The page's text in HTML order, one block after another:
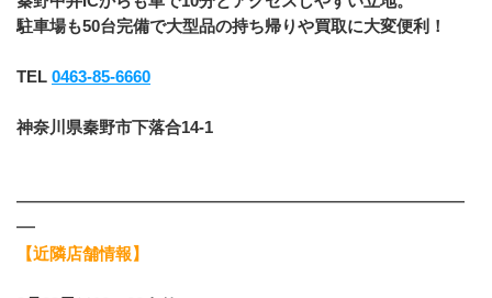
駐車場も50台完備で大型品の持ち帰りや買取に大変便利！
TEL 0463-85-6660
神奈川県秦野市下落合14-1
━━━━━━━━━━━━━━━━━━━━━━━━
━
【近隣店舗情報】